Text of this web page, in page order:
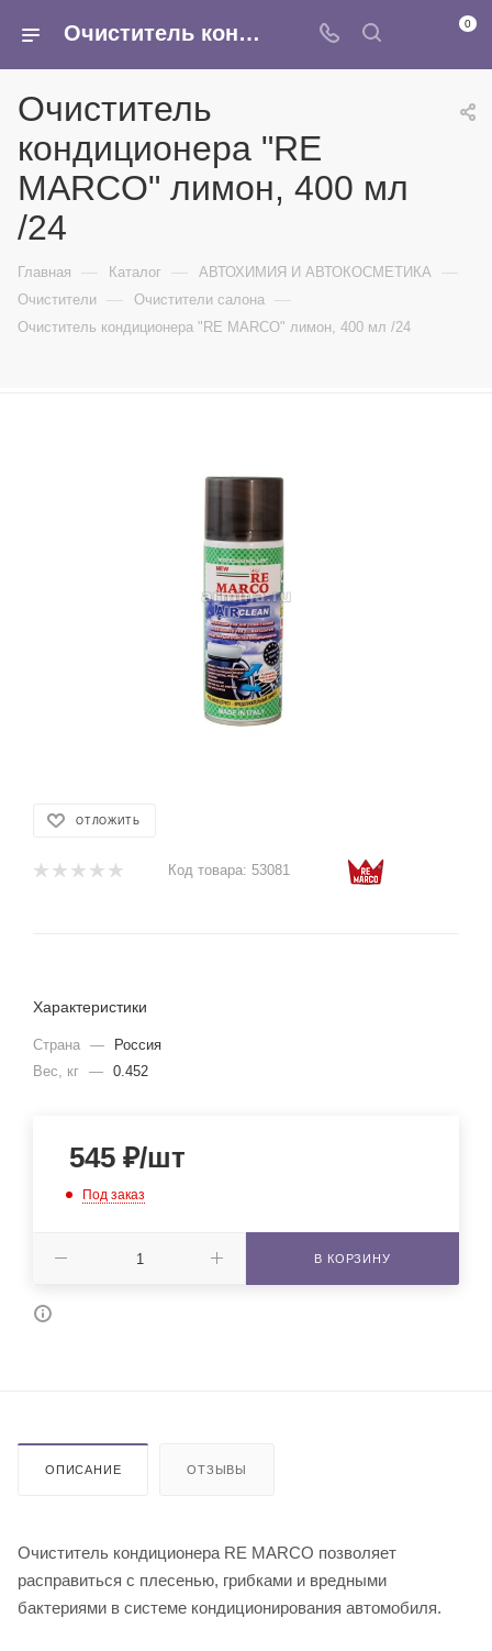
Очиститель кондиционера "RE MARCO" лимон, 400 мл /24 - купить в интернет-магазине Армина 0
Очиститель
кондиционера "RE
MARCO" лимон, 400 мл
/24
Главная — Каталог — АВТОХИМИЯ И АВТОКОСМЕТИКА —
Очистители — Очистители салона —
Очиститель кондиционера "RE MARCO" лимон, 400 мл /24
ОТЛОЖИТЬ
Код товара: 53081
Характеристики
Страна —
Россия
Вес, кг — 0.452
545 ₽/шт
Под заказ
В КОРЗИНУ
ОПИСАНИЕ ОТЗЫВЫ
Очиститель кондиционера RE MARCO позволяет
расправиться с плесенью, грибками и вредными
бактериями в системе кондиционирования автомобиля.